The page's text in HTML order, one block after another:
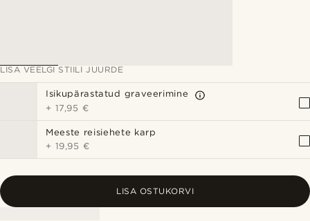
LISA VEELGI STIILI JUURDE
Isikupärastatud graveerimine
+ 17,95 €
Meeste reisiehete karp
+ 19,95 €
LISA OSTUKORVI